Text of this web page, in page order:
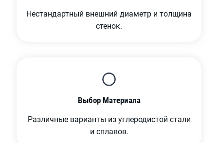
Нестандартный внешний диаметр и толщина
стенок.
Выбор Материала
Различные варианты из углеродистой стали
и сплавов.